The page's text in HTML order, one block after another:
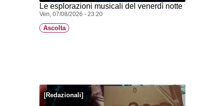
Le esplorazioni musicali del venerdì notte
Ven, 07/08/2026 - 23:20
Ascolta
Redazionali